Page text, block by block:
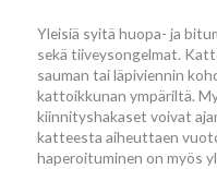
Yleisiä syitä huopa- ja
sekä tiiveysongelmat.
sauman tai läpiviennin
kattoikkunan ympäriltä.
kiinnityshakaset voivat
katteesta aiheuttaen
haperoituminen on myös